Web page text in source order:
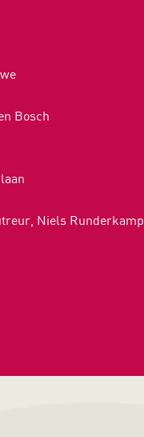
Bosch
Niels Runderkamp